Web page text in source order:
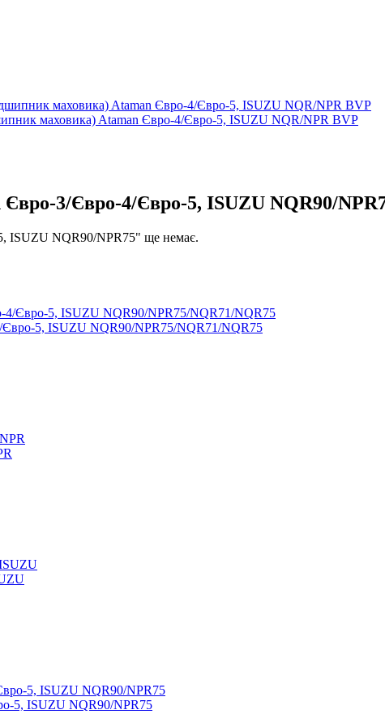
маховика) Ataman Євро-4/Євро-5, ISUZU NQR/NPR BVP
3/Євро-4/Євро-5, ISUZU NQR90/
ISUZU NQR90/NPR75" ще немає.
5, ISUZU NQR90/NPR75/NQR71/NQR75
5, ISUZU NQR90/NPR75